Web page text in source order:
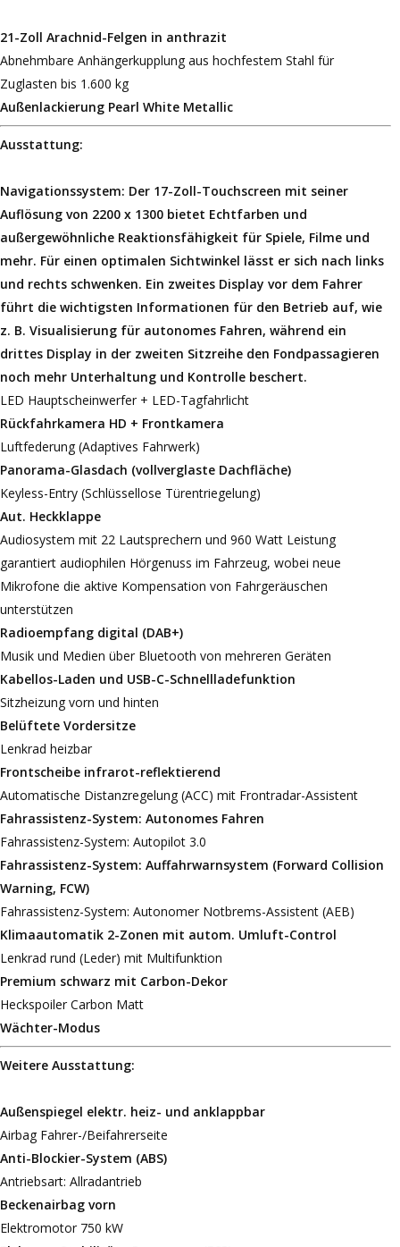
21-Zoll Arachnid-Felgen in anthrazit
Abnehmbare Anhängerkupplung aus hochfestem Stahl für
Zuglasten bis 1.600 kg
Außenlackierung Pearl White Metallic
Ausstattung:
Navigationssystem: Der 17-Zoll-Touchscreen mit seiner
Auflösung von 2200 x 1300 bietet Echtfarben und
außergewöhnliche Reaktionsfähigkeit für Spiele, Filme und
mehr. Für einen optimalen Sichtwinkel lässt er sich nach links
und rechts schwenken. Ein zweites Display vor dem Fahrer
führt die wichtigsten Informationen für den Betrieb auf, wie
z. B. Visualisierung für autonomes Fahren, während ein
drittes Display in der zweiten Sitzreihe den Fondpassagieren
noch mehr Unterhaltung und Kontrolle beschert.
LED Hauptscheinwerfer + LED-Tagfahrlicht
Rückfahrkamera HD + Frontkamera
Luftfederung (Adaptives Fahrwerk)
Panorama-Glasdach (vollverglaste Dachfläche)
Keyless-Entry (Schlüssellose Türentriegelung)
Aut. Heckklappe
Audiosystem mit 22 Lautsprechern und 960 Watt Leistung
garantiert audiophilen Hörgenuss im Fahrzeug, wobei neue
Mikrofone die aktive Kompensation von Fahrgeräuschen
unterstützen
Radioempfang digital (DAB+)
Musik und Medien über Bluetooth von mehreren Geräten
Kabellos-Laden und USB-C-Schnellladefunktion
Sitzheizung vorn und hinten
Belüftete Vordersitze
Lenkrad heizbar
Frontscheibe infrarot-reflektierend
Automatische Distanzregelung (ACC) mit Frontradar-Assistent
Fahrassistenz-System: Autonomes Fahren
Fahrassistenz-System: Autopilot 3.0
Fahrassistenz-System: Auffahrwarnsystem (Forward Collision
Warning, FCW)
Fahrassistenz-System: Autonomer Notbrems-Assistent (AEB)
Klimaautomatik 2-Zonen mit autom. Umluft-Control
Lenkrad rund (Leder) mit Multifunktion
Premium schwarz mit Carbon-Dekor
Heckspoiler Carbon Matt
Wächter-Modus
Weitere Ausstattung:
Außenspiegel elektr. heiz- und anklappbar
Airbag Fahrer-/Beifahrerseite
Anti-Blockier-System (ABS)
Antriebsart: Allradantrieb
Beckenairbag vorn
Elektromotor 750 kW